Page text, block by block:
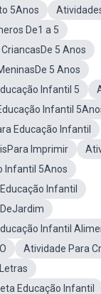
5Anos
De1 a 5
5 Anos
5 Anos
Infantil 5
Infantil
Educação Infantil
Imprimir
Infantil 5Anos
Infantil
Infantil
Atividade Para
Educação Infantil